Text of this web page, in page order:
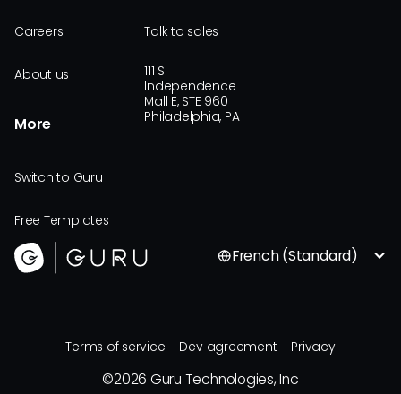
Careers
About us
More
Switch to Guru
Free Templates
Talk to sales
111 S
Independence
Mall E, STE 960
Philadelphia, PA
French (Standard)
Terms of service Dev agreement Privacy
©2026 Guru Technologies, Inc